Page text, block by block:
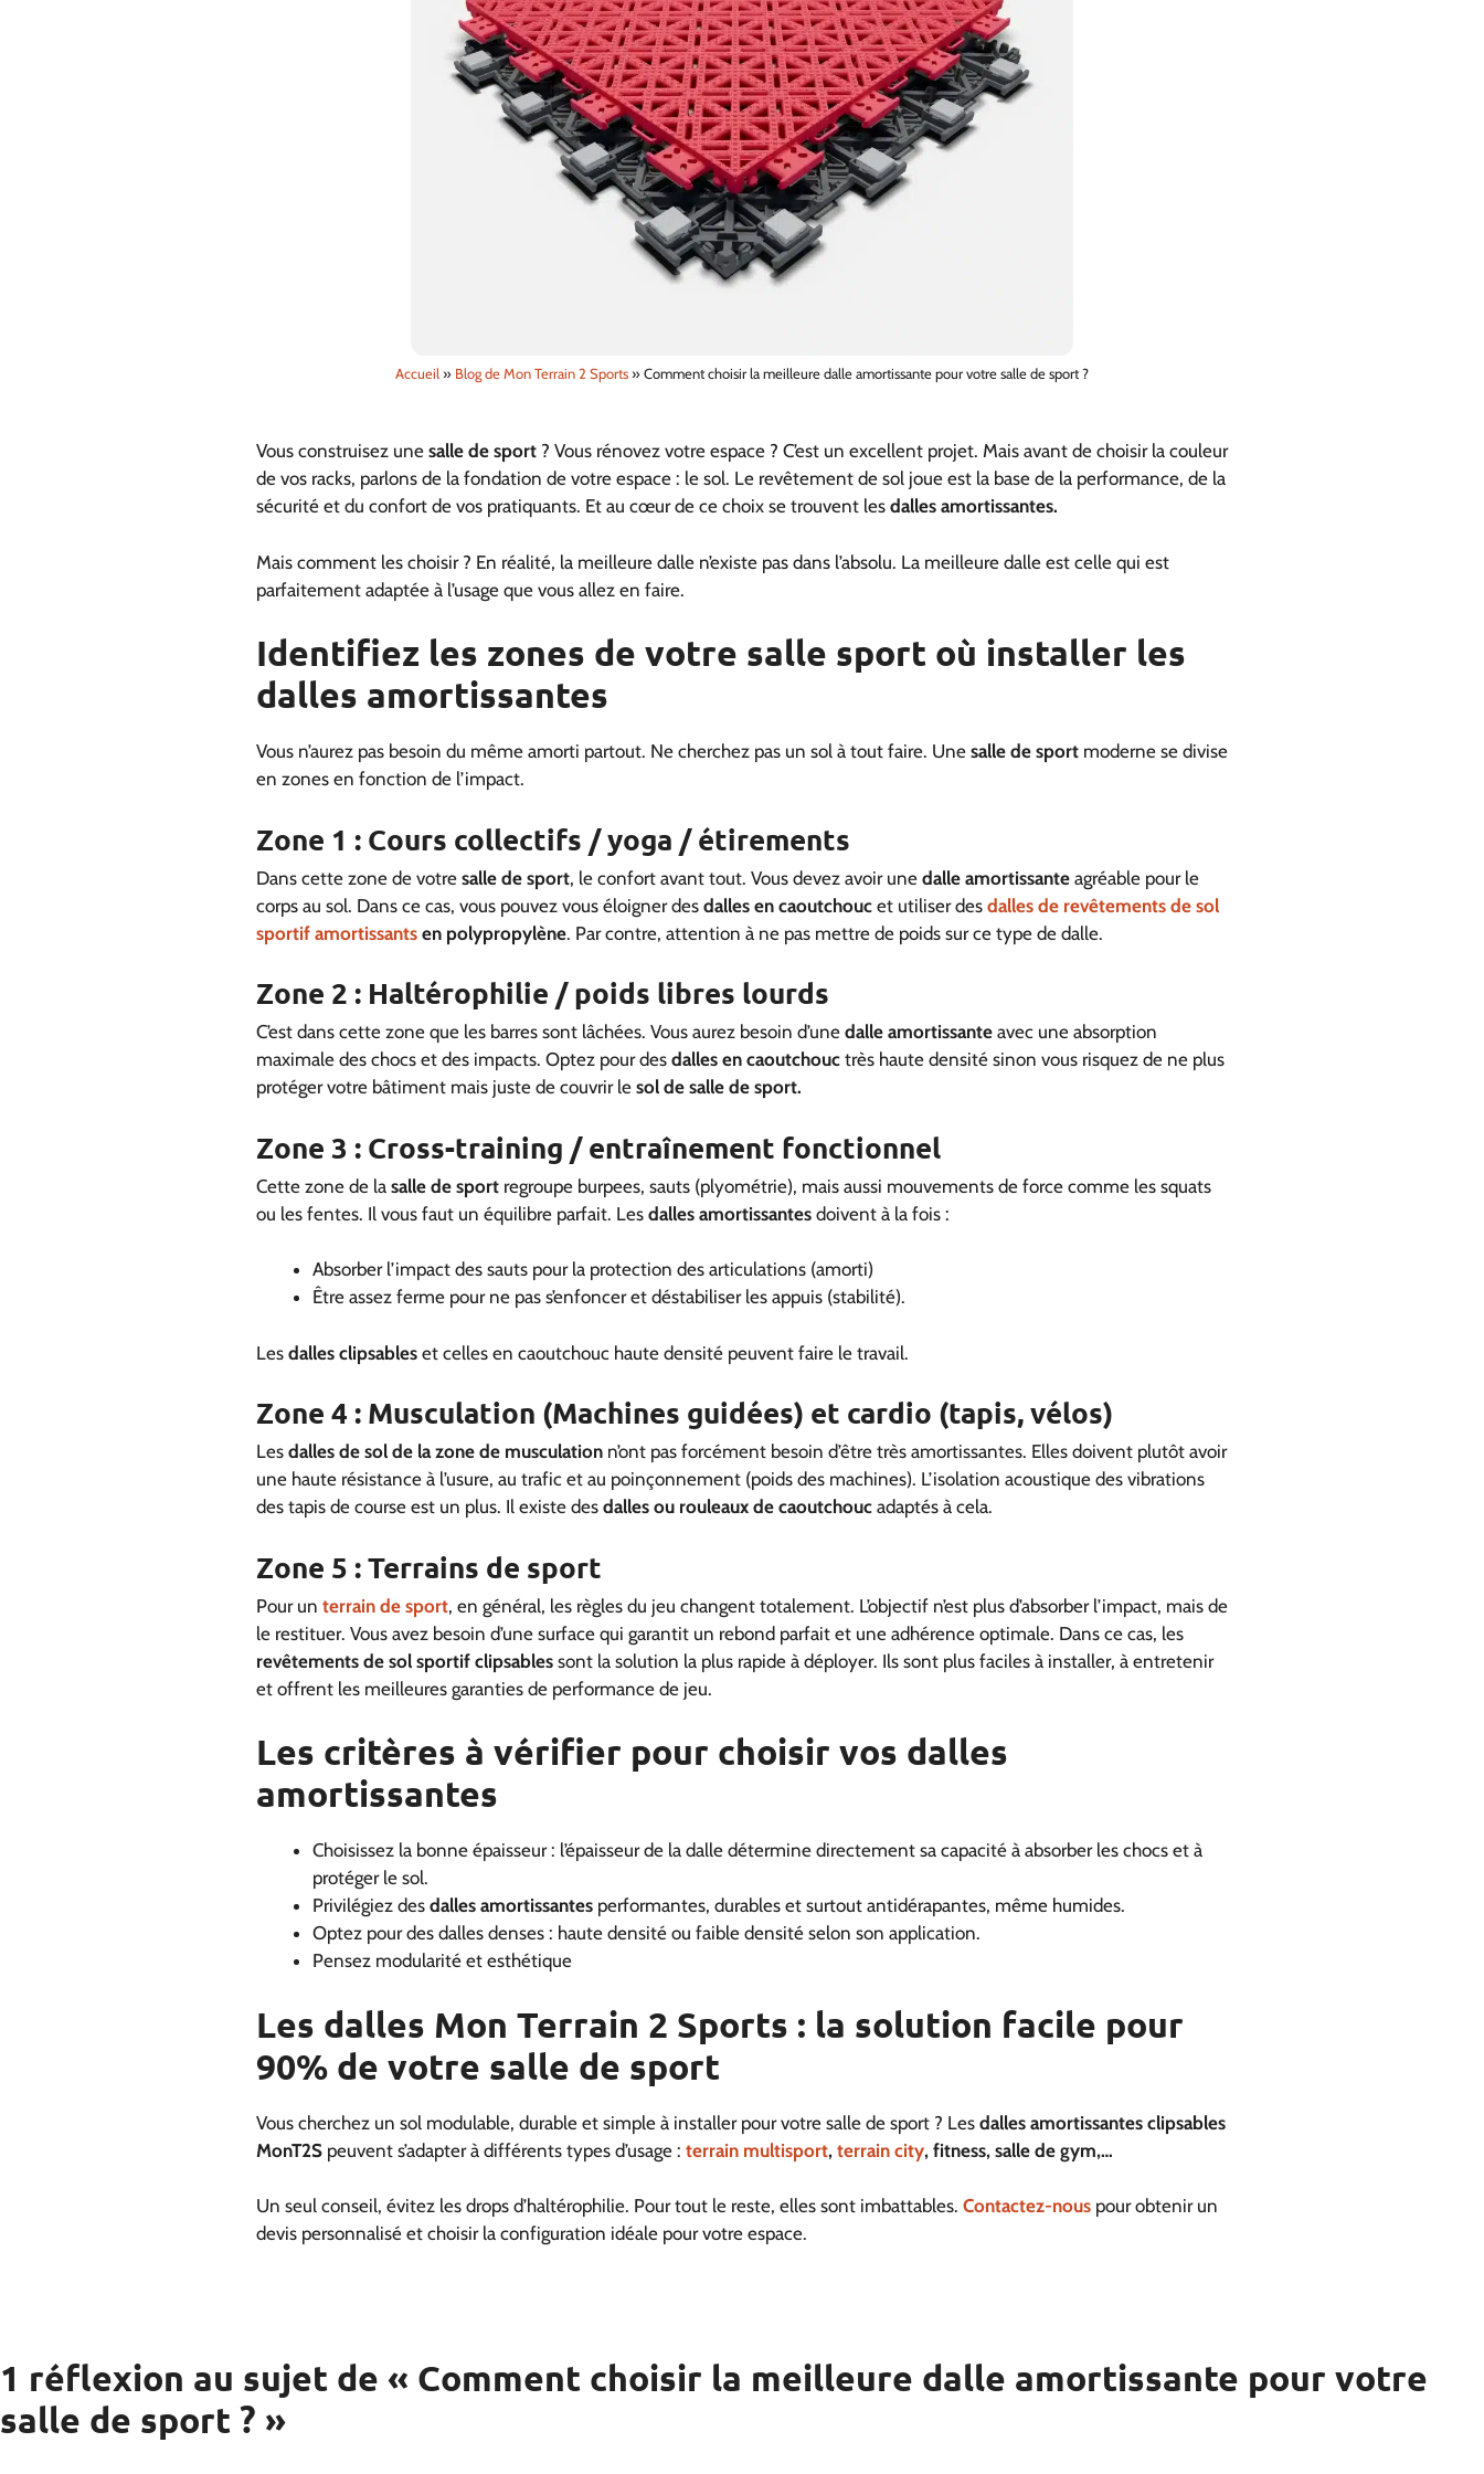
Accueil » Blog de Mon Terrain 2 Sports»Comment choisir la meilleure dalle amortissante pour votre salle de sport ?
Vous construisez une salle de sport ? Vous rénovez votre espace ? C’est un excellent projet. Mais avant de choisir la couleur
de vos racks, parlons de la fondation de votre espace : le sol. Le revêtement de sol joue est la base de la performance, de la
sécurité et du confort de vos pratiquants. Et au cœur de ce choix se trouvent les dalles amortissantes.
Mais comment les choisir ? En réalité, la meilleure dalle n’existe pas dans l’absolu. La meilleure dalle est celle qui est
parfaitement adaptée à l’usage que vous allez en faire.
Identifiez les zones de votre salle sport où installer les
dalles amortissantes
Vous n’aurez pas besoin du même amorti partout. Ne cherchez pas un sol à tout faire. Une salle de sport moderne se divise
en zones en fonction de l’impact.
Zone 1 : Cours collectifs / yoga / étirements
Dans cette zone de votre salle de sport, le confort avant tout. Vous devez avoir une dalle amortissante agréable pour le
corps au sol. Dans ce cas, vous pouvez vous éloigner des dalles en caoutchouc et utiliser des dalles de revêtements de sol
sportif amortissants en polypropylène. Par contre, attention à ne pas mettre de poids sur ce type de dalle.
Zone 2 : Haltérophilie / poids libres lourds
C’est dans cette zone que les barres sont lâchées. Vous aurez besoin d’une dalle amortissante avec une absorption
maximale des chocs et des impacts. Optez pour des dalles en caoutchouc très haute densité sinon vous risquez de ne plus
protéger votre bâtiment mais juste de couvrir le sol de salle de sport.
Zone 3 : Cross-training / entraînement fonctionnel
Cette zone de la salle de sport regroupe burpees, sauts (plyométrie), mais aussi mouvements de force comme les squats
ou les fentes. Il vous faut un équilibre parfait. Les dalles amortissantes doivent à la fois :
Absorber l’impact des sauts pour la protection des articulations (amorti)
Être assez ferme pour ne pas s’enfoncer et déstabiliser les appuis (stabilité).
Les dalles clipsables et celles en caoutchouc haute densité peuvent faire le travail.
Zone 4 : Musculation (Machines guidées) et cardio (tapis, vélos)
Les dalles de sol de la zone de musculation n’ont pas forcément besoin d’être très amortissantes. Elles doivent plutôt avoir
une haute résistance à l’usure, au trafic et au poinçonnement (poids des machines). L’isolation acoustique des vibrations
des tapis de course est un plus. Il existe des dalles ou rouleaux de caoutchouc adaptés à cela.
Zone 5 : Terrains de sport
Pour un terrain de sport, en général, les règles du jeu changent totalement. L’objectif n’est plus d’absorber l’impact, mais de
le restituer. Vous avez besoin d’une surface qui garantit un rebond parfait et une adhérence optimale. Dans ce cas, les
revêtements de sol sportif clipsables sont la solution la plus rapide à déployer. Ils sont plus faciles à installer, à entretenir
et offrent les meilleures garanties de performance de jeu.
Les critères à vérifier pour choisir vos dalles
amortissantes
Choisissez la bonne épaisseur : l’épaisseur de la dalle détermine directement sa capacité à absorber les chocs et à
protéger le sol.
Privilégiez des dalles amortissantes performantes, durables et surtout antidérapantes, même humides.
Optez pour des dalles denses : haute densité ou faible densité selon son application.
Pensez modularité et esthétique
Les dalles Mon Terrain 2 Sports : la solution facile pour
90% de votre salle de sport
Vous cherchez un sol modulable, durable et simple à installer pour votre salle de sport ? Les dalles amortissantes clipsables
MonT2S peuvent s’adapter à différents types d’usage : terrain multisport, terrain city, fitness, salle de gym,…
Un seul conseil, évitez les drops d’haltérophilie. Pour tout le reste, elles sont imbattables. Contactez-nous pour obtenir un
devis personnalisé et choisir la configuration idéale pour votre espace.
1 réflexion au sujet de « Comment choisir la meilleure dalle amortissante pour votre
salle de sport ? »